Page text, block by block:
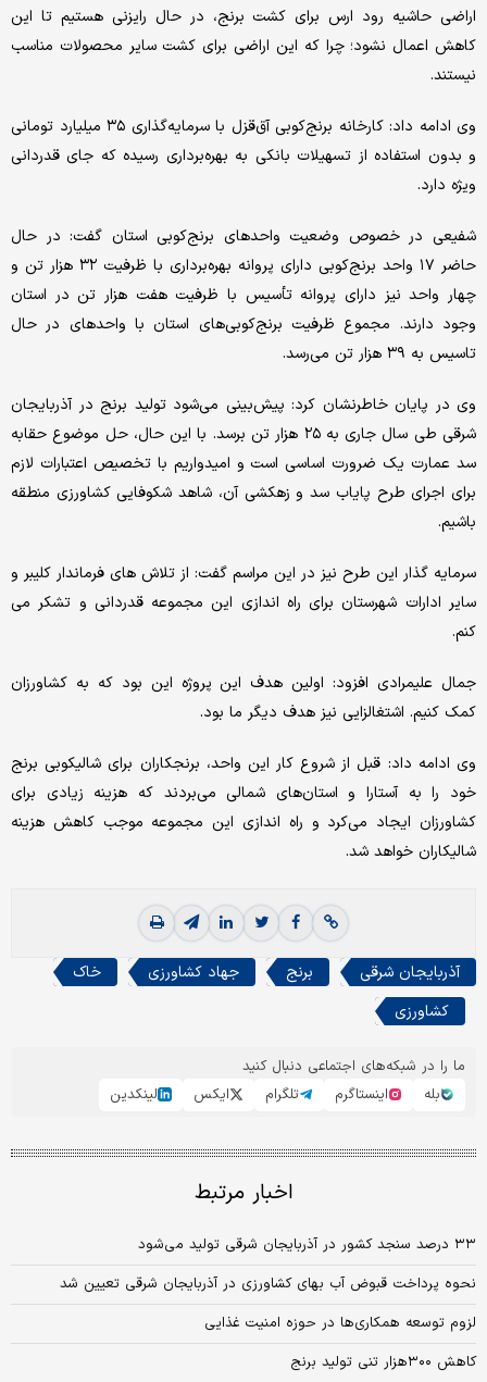
اراضی حاشیه رود ارس برای کشت برنج، در حال رایزنی هستیم تا این
کاهش اعمال نشود؛ چرا که این اراضی برای کشت سایر محصولات مناسب
نیستند.
وی ادامه داد: کارخانه برنج‌کوبی آق‌قزل با سرمایه‌گذاری ۳۵ میلیارد تومانی
و بدون استفاده از تسهیلات بانکی به بهره‌برداری رسیده که جای قدردانی
ویژه دارد.
شفیعی در خصوص وضعیت واحدهای برنج‌کوبی استان گفت: در حال
حاضر ۱۷ واحد برنج‌کوبی دارای پروانه بهره‌برداری با ظرفیت ۳۲ هزار تن و
چهار واحد نیز دارای پروانه تأسیس با ظرفیت هفت هزار تن در استان
وجود دارند. مجموع ظرفیت برنج‌کوبی‌های استان با واحدهای در حال
تاسیس به ۳۹ هزار تن می‌رسد.
وی در پایان خاطرنشان کرد: پیش‌بینی می‌شود تولید برنج در آذربایجان
شرقی طی سال جاری به ۲۵ هزار تن برسد. با این حال، حل موضوع حقابه
سد عمارت یک ضرورت اساسی است و امیدواریم با تخصیص اعتبارات لازم
برای اجرای طرح پایاب سد و زهکشی آن، شاهد شکوفایی کشاورزی منطقه
باشیم.
سرمایه گذار این طرح نیز در این مراسم گفت: از تلاش های فرماندار کلیبر و
سایر ادارات شهرستان برای راه اندازی این مجموعه قدردانی و تشکر می
کنم.
جمال علیمرادی افزود: اولین هدف این پروژه این بود که به کشاورزان
کمک کنیم. اشتغالزایی نیز هدف دیگر ما بود.
وی ادامه داد: قبل از شروع کار این واحد، برنجکاران برای شالیکوبی برنج
خود را به آستارا و استان‌های شمالی می‌بردند که هزینه زیادی برای
کشاورزان ایجاد می‌کرد و راه اندازی این مجموعه موجب کاهش هزینه
شالیکاران خواهد شد.
آذربایجان شرقی برنج جهاد کشاورزی
خاک
کشاورزی
ما را در شبکه‌های اجتماعی دنبال کنید
بله
اینستاگرم تلگرام ایکس لینکدین
اخبار مرتبط
۳۳ درصد سنجد کشور در آذربایجان شرقی تولید می‌شود
نحوه پرداخت قبوض آب بهای کشاورزی در آذربایجان شرقی تعیین شد
لزوم توسعه همکاری‌ها در حوزه امنیت غذایی
کاهش ۳۰۰هزار تنی تولید برنج